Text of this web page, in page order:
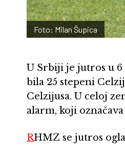
Foto: Milan Šupica
U Srbiji je jutros u
bila 25 stepeni
Celzijusa. U celoj
alarm, koji
RHMZ se jutros